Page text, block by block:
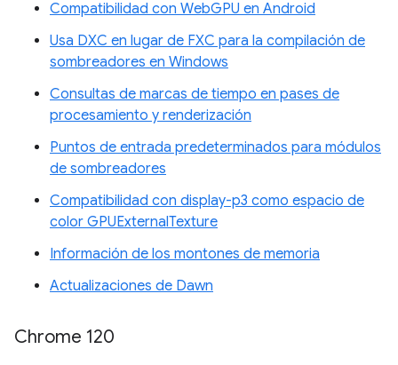
Compatibilidad con WebGPU en Android
Usa DXC en lugar de FXC para la compilación de
sombreadores en Windows
Consultas de marcas de tiempo en pases de
procesamiento y renderización
Puntos de entrada predeterminados para módulos
de sombreadores
Compatibilidad con display-p3 como espacio de
color GPUExternalTexture
Información de los montones de memoria
Actualizaciones de Dawn
Chrome 120